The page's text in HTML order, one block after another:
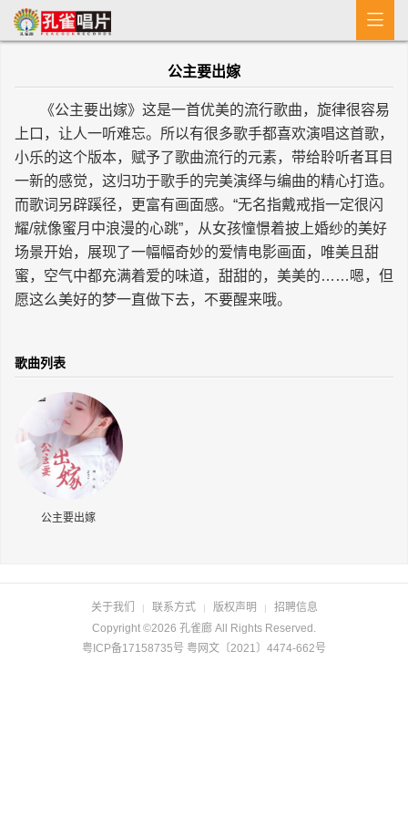
首 页
MV
新闻
艺人介绍
专辑
收歌

公主要出嫁
《公主要出嫁》这是一首优美的流行歌曲，旋律很容易
上口，让人一听难忘。所以有很多歌手都喜欢演唱这首歌，
小乐的这个版本，赋予了歌曲流行的元素，带给聆听者耳目
一新的感觉，这归功于歌手的完美演绎与编曲的精心打造。
而歌词另辟蹊径，更富有画面感。“无名指戴戒指一定很闪
耀/就像蜜月中浪漫的心跳”，从女孩憧憬着披上婚纱的美好
场景开始，展现了一幅幅奇妙的爱情电影画面，唯美且甜
蜜，空气中都充满着爱的味道，甜甜的，美美的……嗯，但
愿这么美好的梦一直做下去，不要醒来哦。
歌曲列表
公主要出嫁
关于我们 联系方式 版权声明
招聘信息
Copyright ©2026 孔雀廊 All Rights Reserved.
粤ICP备17158735号 粤网文〔2021〕4474-662号